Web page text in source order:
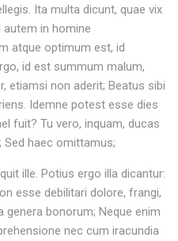
Ita multa dicunt, quae vix
autem in homine
atque optimum est, id
id est summum malum,
etiamsi non aderit; Beatus sibi
Idemne potest esse dies
fuit? Tu vero, inquam, ducas
Sed haec omittamus;
ille. Potius ergo illa dicantur:
esse debilitari dolore, frangi,
genera bonorum; Neque enim
nec cum iracundia